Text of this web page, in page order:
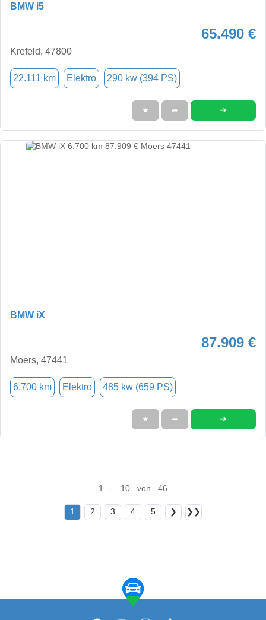
BMW i5
65.490 €
Krefeld, 47800
22.111 km Elektro 290 kw (394 PS)
★ ➦ ➜
BMW iX
87.909 €
Moers, 47441
6.700 km Elektro 485 kw (659 PS)
★ ➦ ➜
1 - 10 von 46
1 2 3 4 5 ❯ ❯❯